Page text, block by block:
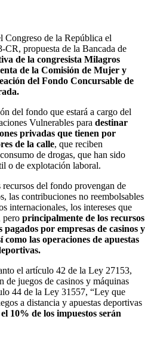
Congreso de la República el
propuesta de la Bancada de
de la congresista Milagros
de la Comisión de Mujer y
del Fondo Concursable de
del fondo que estará a cargo del
Vulnerables para destinar
privadas que tienen por
de la calle, que reciben
de drogas, que han sido
o de explotación laboral.
del fondo provengan de
las contribuciones no reembolsables
internacionales, los intereses que
pero principalmente de los recursos
pagados por empresas de casinos y
las operaciones de apuestas
.
el artículo 42 de la Ley 27153,
de juegos de casinos y máquinas
44 de la Ley 31557, “Ley que
a distancia y apuestas deportivas
el 10% de los impuestos serán